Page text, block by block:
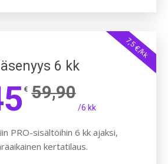
7,5 €/kk
6 kk
€ 59,90
/6 kk
PRO-sisältöihin 6 kk ajaksi,
kertatilaus.